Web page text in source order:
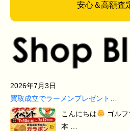
安心＆高額査
2026年7月3日
買取成立でラーメンプレゼント…
こんにちは
ゴル
本 …